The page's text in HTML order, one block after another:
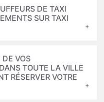
DE TAXI
SUR TAXI
DE VOS
TOUTE LA VILLE
RÉSERVER VOTRE